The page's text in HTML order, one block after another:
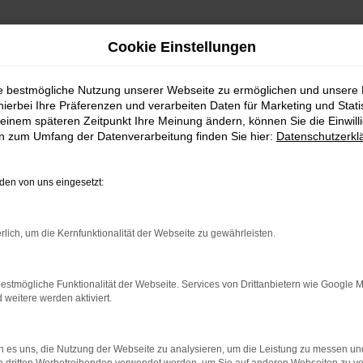
nach Freudenstadt
kaufen |
FORD FÜR
einerseits für Tradition, andererseits aber immer auch
und Umgebung. Wir sind ein
Kundinnen und Kunden aus Freudenstadt kennen und
und Ihre Anliegen und liefern Fahrzeuge natürlich auch
Cookie Einstellungen
bestmögliche Nutzung unserer Webseite zu ermöglichen und unsere
Ihre Präferenzen und verarbeiten Daten für Marketing und
späteren Zeitpunkt Ihre Meinung ändern, können Sie die
zum Umfang der Datenverarbeitung finden Sie hier:
von uns eingesetzt:
um die Kernfunktionalität der Webseite zu gewährleisten.
Funktionalität der Webseite. Services von Drittanbietern wie Google
weitere werden aktiviert.
es uns, die Nutzung der Webseite zu analysieren, um die Leistung zu messen